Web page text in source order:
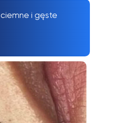
ciemne i gęste